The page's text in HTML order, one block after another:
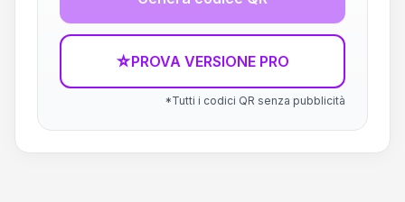
☆PROVA VERSIONE PRO
*Tutti i codici QR senza pubblicità